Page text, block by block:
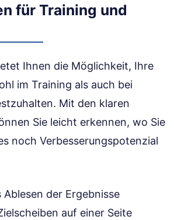
für Training und
Ihnen die Möglichkeit, Ihre
im Training als auch bei
Mit den klaren
Sie leicht erkennen, wo Sie
noch Verbesserungspotenzial
Ablesen der Ergebnisse
auf einer Seite